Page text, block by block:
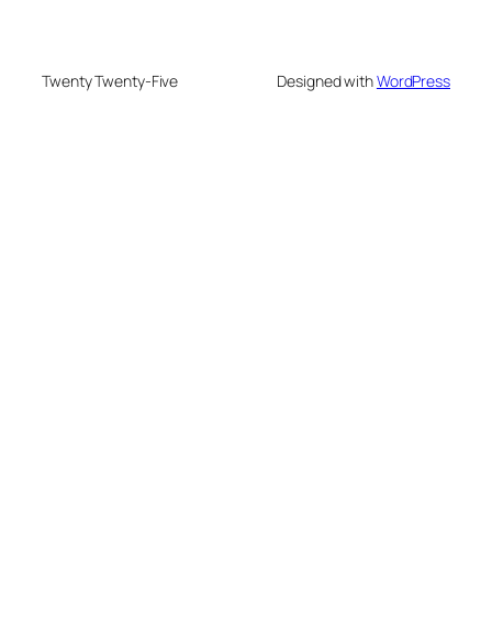
Twenty Twenty-Five Designed withWordPress